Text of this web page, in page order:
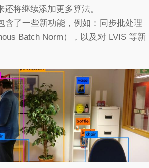
将继续添加更多算法。
含了一些新功能，例如：同步批处理
Batch Norm），以及对 LVIS 等新